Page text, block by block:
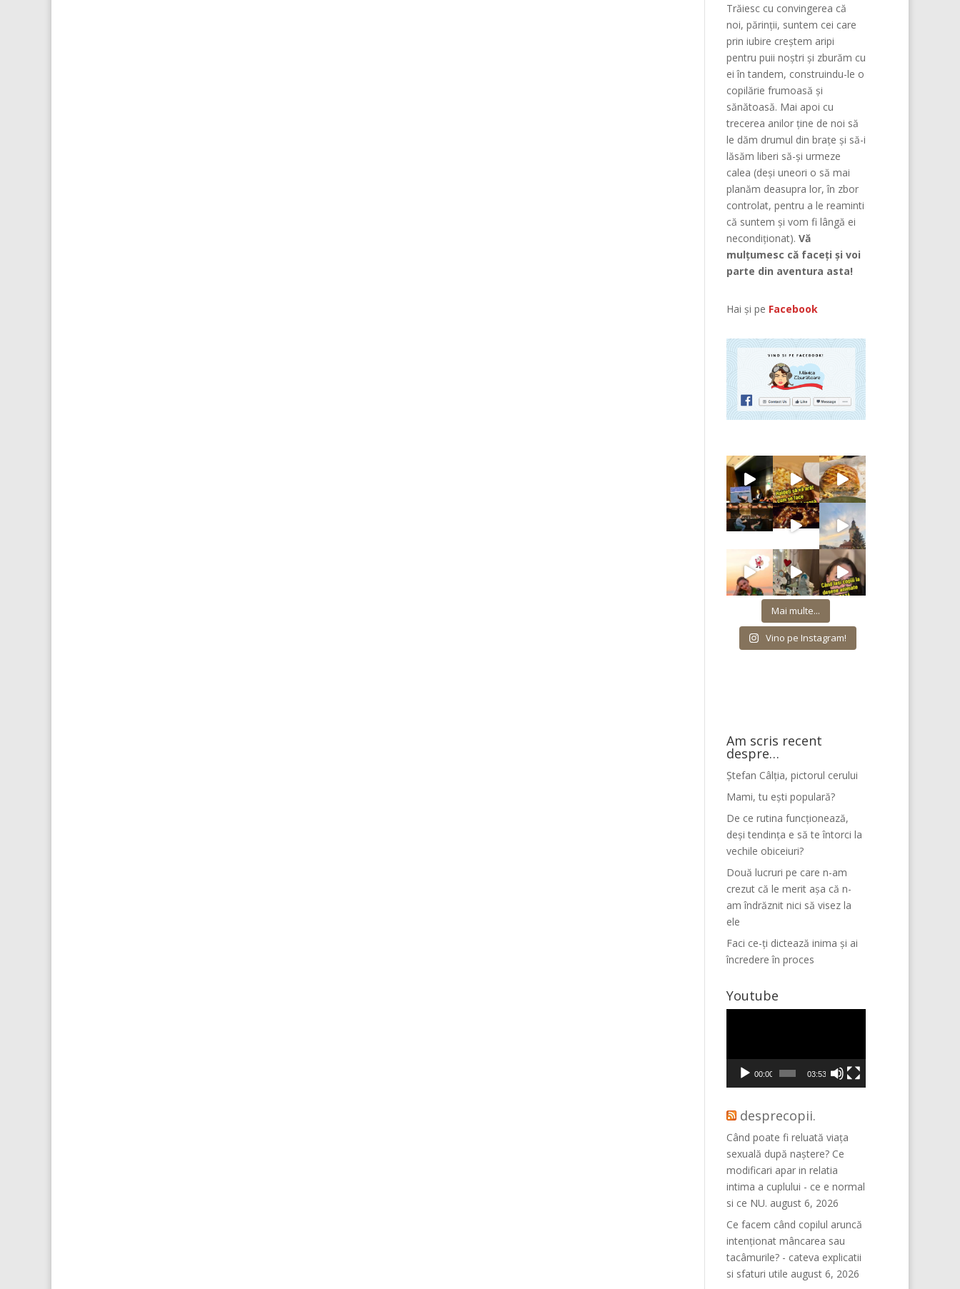
Trăiesc cu convingerea că
noi, părinţii, suntem cei care
prin iubire creştem aripi
pentru puii noştri şi zburăm cu
ei în tandem, construindu-le o
copilărie frumoasă şi
sănătoasă. Mai apoi cu
trecerea anilor ține de noi să
le dăm drumul din braţe și să-i
lăsăm liberi să-și urmeze
calea (deşi uneori o să mai
planăm deasupra lor, în zbor
controlat, pentru a le reaminti
că suntem şi vom fi lângă ei
necondiţionat). Vă
mulțumesc că faceți și voi
parte din aventura asta!
Hai și pe Facebook
Mai multe...
Vino pe Instagram!
Am scris recent
despre…
Ștefan Câlția, pictorul cerului
Mami, tu ești populară?
De ce rutina funcționează,
deși tendința e să te întorci la
vechile obiceiuri?
Două lucruri pe care n-am
crezut că le merit așa că n-
am îndrăznit nici să visez la
ele
Faci ce-ți dictează inima și ai
încredere în proces
Youtube
00:00 03:53
desprecopii.
Când poate fi reluată viața
sexuală după naștere? Ce
modificari apar in relatia
intima a cuplului - ce e normal
si ce NU. august 6, 2026
Ce facem când copilul aruncă
intenționat mâncarea sau
tacâmurile? - cateva explicatii
si sfaturi utile august 6, 2026